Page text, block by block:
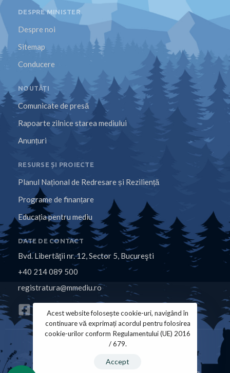
DESPRE MINISTER
Despre noi
Sitemap
Conducere
NOUTĂȚI
Comunicate de presă
Rapoarte zilnice starea mediului
Anunțuri
RESURSE ȘI PROIECTE
Planul Național de Redresare și Reziliență
Programe de finanțare
Educația pentru mediu
DATE DE CONTACT
Bvd. Libertăţii nr. 12, Sector 5, Bucureşti
+40 214 089 500
registratura@mmediu.ro
Acest website folosește cookie-uri, navigând în
continuare vă exprimați acordul pentru folosirea
cookie-urilor conform Regulamentului (UE) 2016
/ 679.
Accept